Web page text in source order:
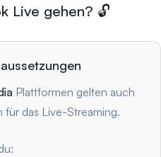
Live gehen? 🔓
Plattformen gelten auch
für das Live-Streaming.